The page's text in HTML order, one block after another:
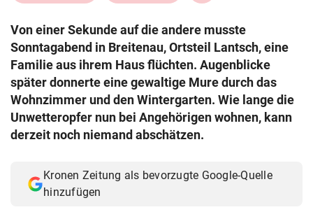
search
Suchbegriff
eingeben
Von einer Sekunde auf die andere musste
Sonntagabend in Breitenau, Ortsteil Lantsch, eine
Familie aus ihrem Haus flüchten. Augenblicke
später donnerte eine gewaltige Mure durch das
Wohnzimmer und den Wintergarten. Wie lange die
Unwetteropfer nun bei Angehörigen wohnen, kann
derzeit noch niemand abschätzen.
Kronen Zeitung als bevorzugte Google-Quelle
hinzufügen